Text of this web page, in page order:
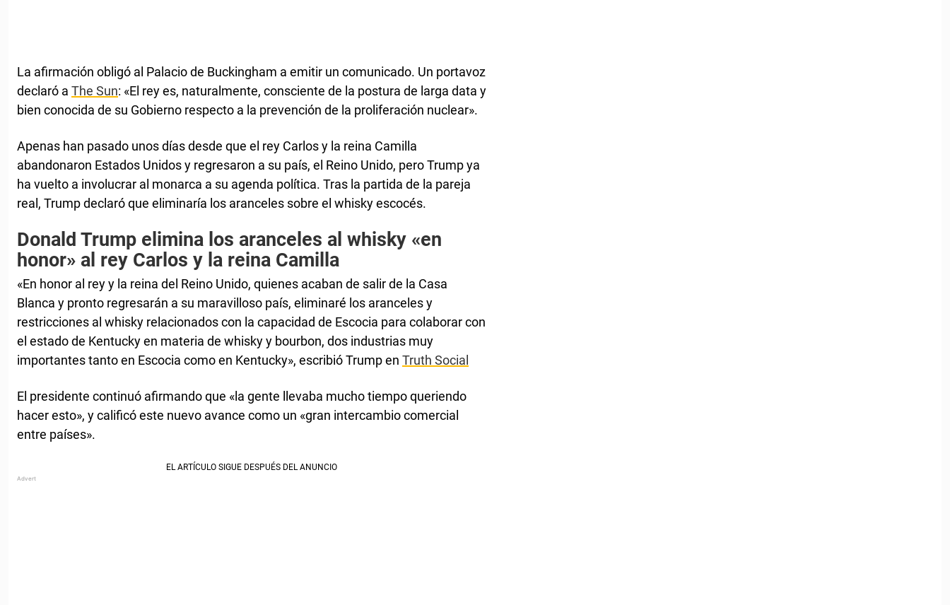
La afirmación obligó al Palacio de Buckingham a emitir un comunicado. Un portavoz
declaró a The Sun: «El rey es, naturalmente, consciente de la postura de larga data y
bien conocida de su Gobierno respecto a la prevención de la proliferación nuclear».
Apenas han pasado unos días desde que el rey Carlos y la reina Camilla
abandonaron Estados Unidos y regresaron a su país, el Reino Unido, pero Trump ya
ha vuelto a involucrar al monarca a su agenda política. Tras la partida de la pareja
real, Trump declaró que eliminaría los aranceles sobre el whisky escocés.
Donald Trump elimina los aranceles al whisky «en
honor» al rey Carlos y la reina Camilla
«En honor al rey y la reina del Reino Unido, quienes acaban de salir de la Casa
Blanca y pronto regresarán a su maravilloso país, eliminaré los aranceles y
restricciones al whisky relacionados con la capacidad de Escocia para colaborar con
el estado de Kentucky en materia de whisky y bourbon, dos industrias muy
importantes tanto en Escocia como en Kentucky», escribió Trump en Truth Social
El presidente continuó afirmando que «la gente llevaba mucho tiempo queriendo
hacer esto», y calificó este nuevo avance como un «gran intercambio comercial
entre países».